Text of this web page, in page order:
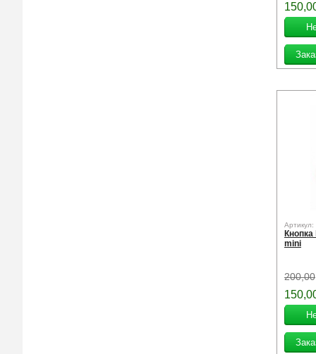
Артикул:
mini
200,00